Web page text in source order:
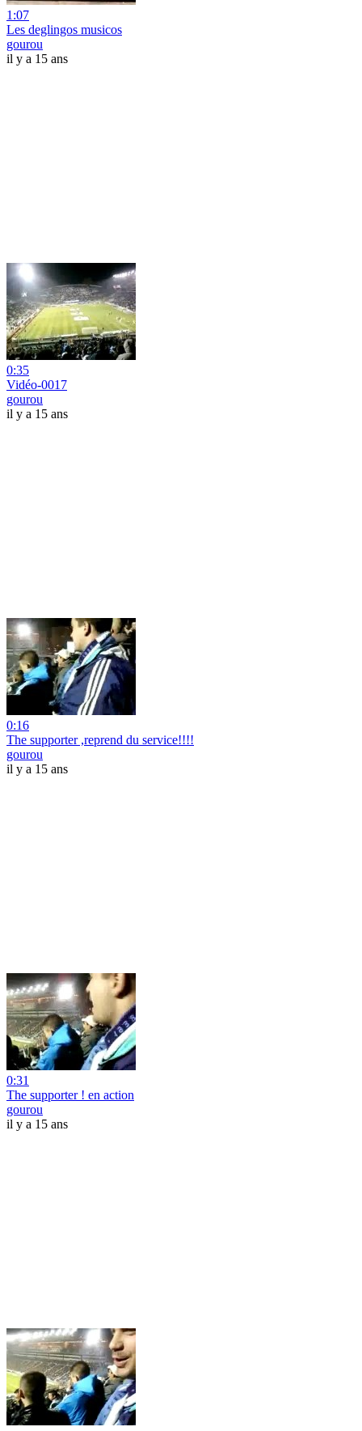
1:07
Les deglingos musicos
gourou
il y a 15 ans
0:35
Vidéo-0017
gourou
il y a 15 ans
0:16
The supporter ,reprend du service!!!!
gourou
il y a 15 ans
0:31
The supporter ! en action
gourou
il y a 15 ans